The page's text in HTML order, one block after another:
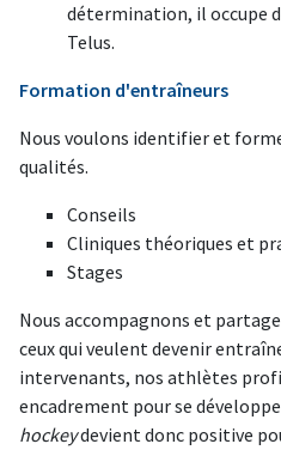
détermination, il occupe
Telus.
Formation d'entraîneurs
Nous voulons identifier et
qualités.
Conseils
Cliniques théoriques et
Stages
Nous accompagnons et
ceux qui veulent devenir
intervenants, nos athlètes
encadrement pour se
hockeydevient donc positive